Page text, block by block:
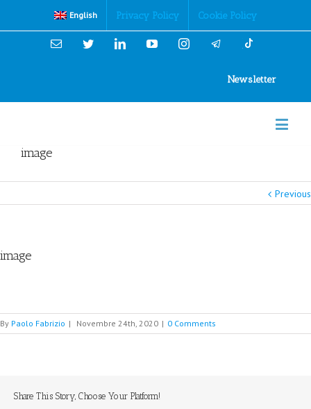
English Privacy Policy Cookie Policy
Email TwitterLinkedinYouTubeInstagram
Newsletter
image
Previous
image
By Paolo Fabrizio | Novembre 24th, 2020 | 0 Comments
Share This Story, Choose Your Platform!
Cookies Policy